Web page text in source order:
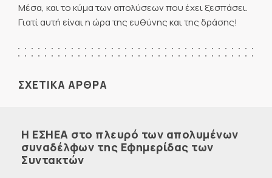
Μέσα, και το κύμα των απολύσεων που έχει ξεσπάσει.
Γιατί αυτή είναι η ώρα της ευθύνης και της δράσης!
ΣΧΕΤΙΚΑ ΑΡΘΡΑ
Η ΕΣΗΕΑ στο πλευρό των απολυμένων
συναδέλφων της Εφημερίδας των
Συντακτών